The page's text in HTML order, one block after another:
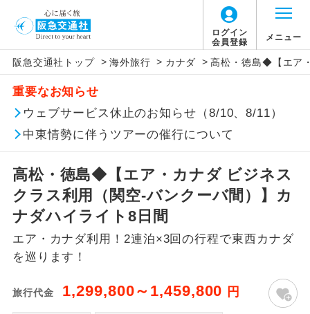
ログイン
会員登録
メニュー
阪急交通社トップ > 海外旅行 > カナダ > 高松・徳島◆【エア
重要なお知らせ
ウェブサービス休止のお知らせ（8/10、8/11）
中東情勢に伴うツアーの催行について
高松・徳島◆【エア・カナダ ビジネス
クラス利用（関空-バンクーバ間）】カ
ナダハイライト8日間
エア・カナダ利用！2連泊×3回の行程で東西カナダ
を巡ります！
旅行代金 1,299,800～1,459,800 円
旅行代金に燃油サーチャージは含まれており
ません。別途お支払いが必要となります。
目安：112,000円（2026/07/28現在）
※上記の燃油サーチャージは変更になる場合
があります。
旅行代金に、以下の料金は含まれておりませ
ん。別途お支払が必要となります。
【日本国内空港施設使用料】
関西国際空港
大人（12歳以上）3,310円、子供（2歳以上12
歳未満）1,660円
【旅客保安サービス料】
関西国際空港
歳未満）320円
このツアーは以下の出発地から追加代金でご参
加いただけます。
※リクエスト受付の場合、ご手配の可否は後日回答さ
せていただきます。
追加代金にて各地発着ありとは
当ツアーは日程表に記載の出発空港だけで
なく、各地より下記追加代金にて飛行機や
鉄道などを利用しご参加いただけます。
ご同行者様が異なる発着地をご希望の場合
は、当社予約センターまで連絡ください。
アイコン 説明
添乗員同行
往路出発空港（駅）から復路到着空港
（駅）まで同行します。
現地到着後、現地係員が同行しお世話い
たします。
バスガイド乗
バスガイドが乗務し、車内での観光案内
があります。
新コース
世界遺産
ユネスコに登録されている文化遺産や自
然遺産を訪ねるコースです。